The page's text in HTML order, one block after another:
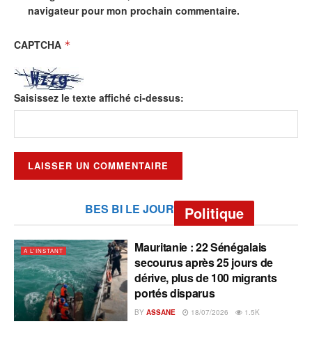
navigateur pour mon prochain commentaire.
CAPTCHA *
Saisissez le texte affiché ci-dessus:
BES BI LE JOUR Politique
A L'INSTANT
Mauritanie : 22 Sénégalais
secourus après 25 jours de
dérive, plus de 100 migrants
portés disparus
BY ASSANE 18/07/2026 1.5K